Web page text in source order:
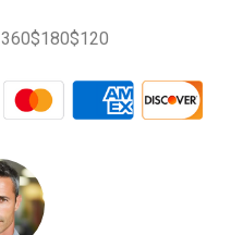
$120
$180360 דולר